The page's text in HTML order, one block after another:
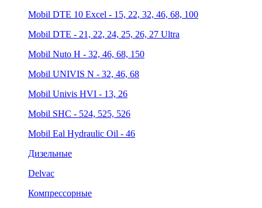
Mobil DTE 10 Excel - 15, 22, 32, 46, 68, 100
Mobil DTE - 21, 22, 24, 25, 26, 27 Ultra
Mobil Nuto H - 32, 46, 68, 150
Mobil UNIVIS N - 32, 46, 68
Mobil Univis HVI - 13, 26
Mobil SHC - 524, 525, 526
Mobil Eal Hydraulic Oil - 46
Дизельные
Delvac
Компрессорные